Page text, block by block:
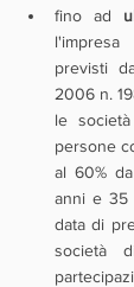
fino ad
previsti
2006 n.
le
persone
al 60% da
anni e 35
data di
società